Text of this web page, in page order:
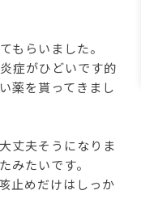
もらいました。
症がひどいです的
薬を貰ってきまし
丈夫そうになりま
みたいです。
止めだけはしっか